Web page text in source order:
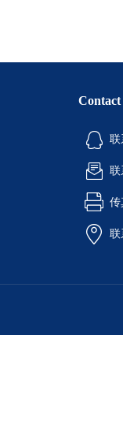
Contact
联
联
传
联